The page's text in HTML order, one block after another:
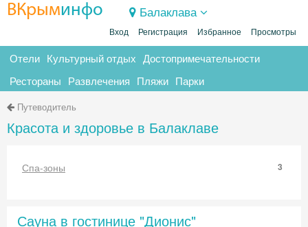
ВКрыминфо Балаклава
Вход Регистрация Избранное Просмотры
Отели Культурный отдых Достопримечательности
Рестораны Развлечения Пляжи Парки
Путеводитель
Красота и здоровье в Балаклаве
Спа-зоны 3
Сауна в гостинице "Дионис"